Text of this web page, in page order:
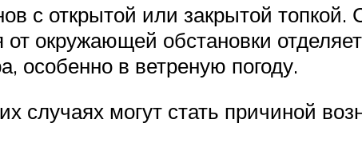
с открытой или закрытой топкой.
окружающей обстановки
особенно в ветреную погоду.
случаях могут стать причиной